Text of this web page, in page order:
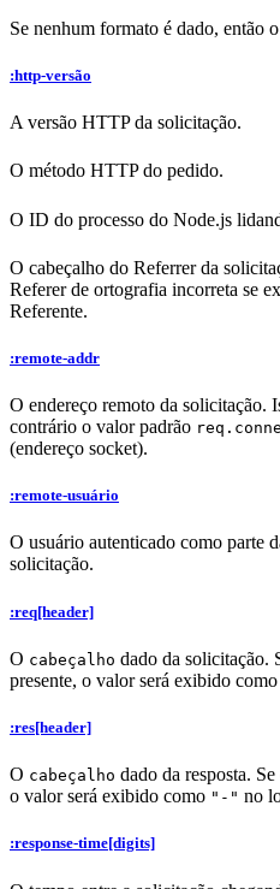
Se nenhum formato é dado, então
:http-versão
A versão HTTP da solicitação.
O método HTTP do pedido.
O ID do processo do Node.js
O cabeçalho do Referrer da
Referer de ortografia incorreta se
Referente.
:remote-addr
O endereço remoto da solicitação.
contrário o valor padrão
(endereço socket).
:remote-usuário
O usuário autenticado como parte
solicitação.
:req[header]
O cabeçalho dado da solicitação.
presente, o valor será exibido como
:res[header]
O cabeçalho dado da resposta.
o valor será exibido como "-" no
:response-time[digits]